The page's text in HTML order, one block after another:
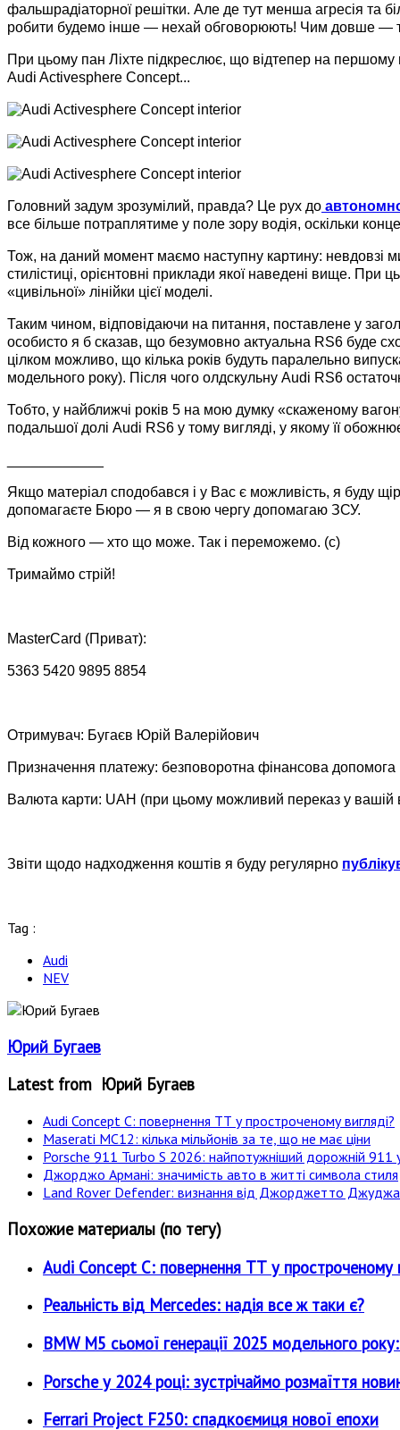
фальшрадіаторної решітки. Але де тут менша агресія та
робити будемо інше — нехай обговорюють! Чим довше —
При цьому пан Ліхте підкреслює, що відтепер на першому
Audi Activesphere Concept...
Головний задум зрозумілий, правда? Це рух до
все більше потраплятиме у поле зору водія, оскільки
Тож, на даний момент маємо наступну картину: невдовзі
стилістиці, орієнтовні приклади якої наведені вище. При
«цивільної» лінійки цієї моделі.
Таким чином, відповідаючи на питання, поставлене у
особисто я б сказав, що безумовно актуальна RS6 буде
цілком можливо, що кілька років будуть паралельно
модельного року). Після чого олдскульну Audi RS6
Тобто, у найближчі років 5 на мою думку «скаженому
подальшої долі Audi RS6 у тому вигляді, у якому її
Якщо матеріал сподобався і у Вас є можливість, я буду
допомагаєте Бюро — я в свою чергу допомагаю ЗСУ.
Від кожного — хто що може. Так і переможемо. (c)
Тримаймо стрій!
MasterCard (Приват):
5363 5420 9895 8854
Отримувач: Бугаєв Юрій Валерійович
Призначення платежу: безповоротна фінансова допомога
Валюта карти: UAH (при цьому можливий переказ у вашій
Звіти щодо надходження коштів я буду регулярно
Tag :
Audi
NEV
Юрий Бугаев
Latest from Юрий Бугаев
Audi Concept C: повернення ТТ у простроченому вигляді?
Maserati MC12: кілька мільйонів за те, що не має ціни
Porsche 911 Turbo S 2026: найпотужніший дорожній 911
Джорджо Армані: значимість авто в житті символа стиля
Land Rover Defender: визнання від Джорджетто
Похожие материалы (по тегу)
Audi Concept C: повернення ТТ у простроченому
Реальність від Mercedes: надія все ж таки є?
BMW M5 сьомої генерації 2025 модельного
Porsche у 2024 році: зустрічаймо розмаїття
Ferrari Project F250: спадкоємиця нової епохи